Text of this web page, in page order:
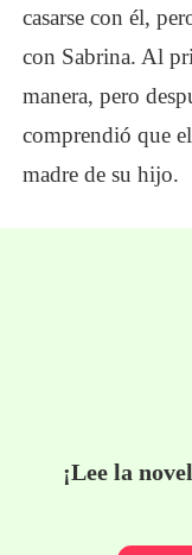
casarse con él,
con Sabrina. Al
manera, pero
comprendió que
madre de su hijo.
¡Lee la